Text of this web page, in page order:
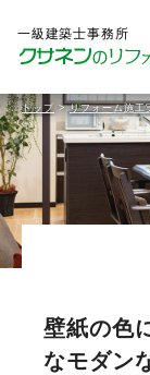
トップ >リフォーム施工
壁紙の色
なモダン